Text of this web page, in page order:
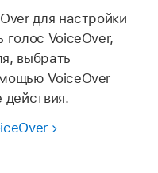
для настройки
VoiceOver,
выбрать
VoiceOver
действия.